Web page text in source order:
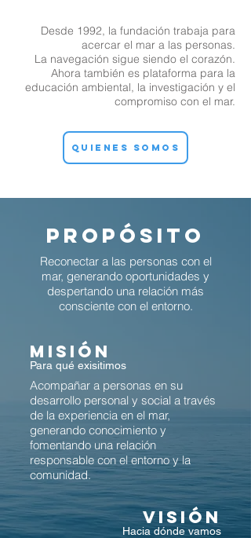
Desde 1992, la fundación trabaja para
acercar el mar a las personas.
La navegación sigue siendo el corazón.
Ahora también es plataforma para la
educación ambiental, la investigación y el
compromiso con el mar.
Quienes somos
PROPÓSITO
Reconectar a las personas con el
mar, generando oportunidades y
despertando una relación más
consciente con el entorno.
MISIÓN
Para qué exisitimos
Acompañar a personas en su
desarrollo personal y social a través
de la experiencia en el mar,
generando conocimiento y
fomentando una relación
responsable con el entorno y la
comunidad.
VISIÓN
Hacia dónde vamos